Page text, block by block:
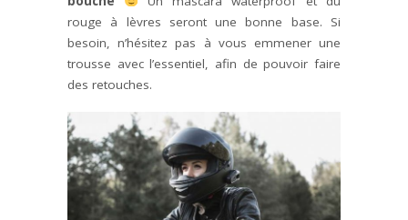
rouge à lèvres seront une bonne base. Si
besoin, n’hésitez pas à vous emmener une
trousse avec l’essentiel, afin de pouvoir faire
des retouches.